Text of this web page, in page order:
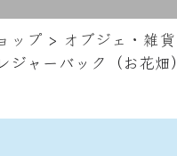
ップ > オブジェ・雑貨
ジャーバック（お花畑）